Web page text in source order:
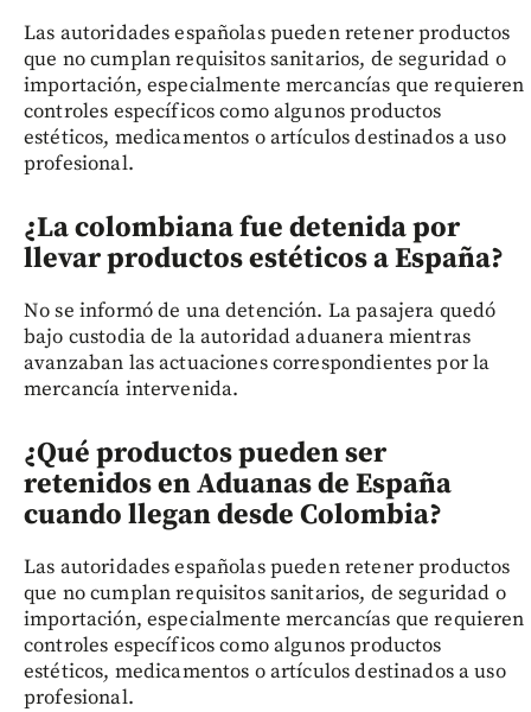
Las autoridades españolas pueden retener productos
que no cumplan requisitos sanitarios, de seguridad o
importación, especialmente mercancías que requieren
controles específicos como algunos productos
estéticos, medicamentos o artículos destinados a uso
profesional.
¿La colombiana fue detenida por
llevar productos estéticos a España?
No se informó de una detención. La pasajera quedó
bajo custodia de la autoridad aduanera mientras
avanzaban las actuaciones correspondientes por la
mercancía intervenida.
¿Qué productos pueden ser
retenidos en Aduanas de España
cuando llegan desde Colombia?
Las autoridades españolas pueden retener productos
que no cumplan requisitos sanitarios, de seguridad o
importación, especialmente mercancías que requieren
controles específicos como algunos productos
estéticos, medicamentos o artículos destinados a uso
profesional.